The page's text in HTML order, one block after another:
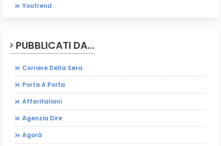
Youtrend
PUBBLICATI DA...
Corriere Della Sera
Porta A Porta
Affaritaliani
Agenzia Dire
Agorà